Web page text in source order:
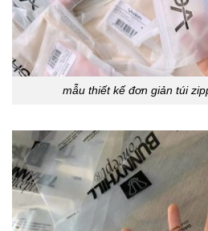
mẫu thiết kế đơn giản túi